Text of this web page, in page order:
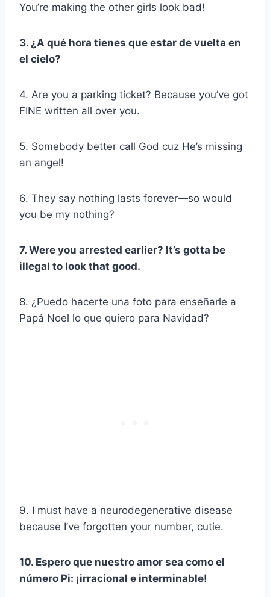
You’re making the other girls look bad!
3. ¿A qué hora tienes que estar de vuelta en
el cielo?
4. Are you a parking ticket? Because you’ve got
FINE written all over you.
5. Somebody better call God cuz He’s missing
an angel!
6. They say nothing lasts forever—so would
you be my nothing?
7. Were you arrested earlier? It’s gotta be
illegal to look that good.
8. ¿Puedo hacerte una foto para enseñarle a
Papá Noel lo que quiero para Navidad?
9. I must have a neurodegenerative disease
because I’ve forgotten your number, cutie.
10. Espero que nuestro amor sea como el
número Pi: ¡irracional e interminable!